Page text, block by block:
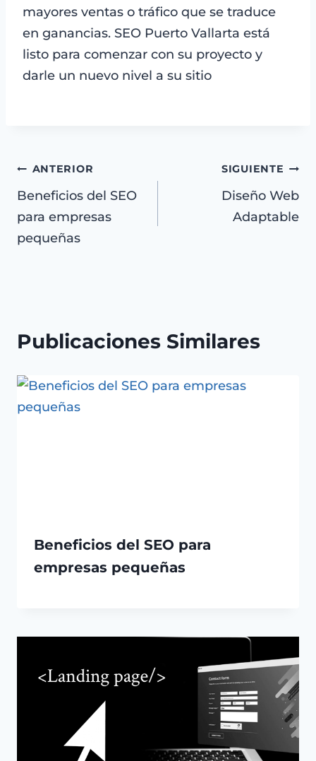
mayores ventas o tráfico que se traduce
en ganancias. SEO Puerto Vallarta está
listo para comenzar con su proyecto y
darle un nuevo nivel a su sitio
Navegación
de
entradas
ANTERIOR
Beneficios del SEO
para empresas
pequeñas
SIGUIENTE
Diseño Web
Adaptable
Publicaciones Similares
Beneficios del SEO para
empresas pequeñas